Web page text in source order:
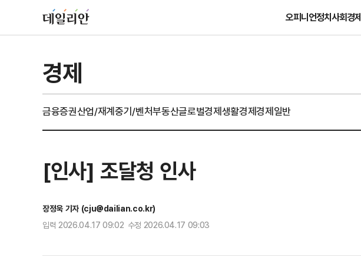
오피니언정치사회경
경제
금융증권산업/재계중기/벤처부동산글로벌경제생활경제경제일반
[인사] 조달청 인사
장정욱 기자 (cju@dailian.co.kr)
입력 2026.04.17 09:02 수정 2026.04.17 09:03